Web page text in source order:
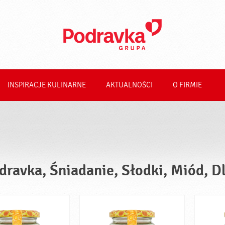
INSPIRACJE KULINARNE AKTUALNOŚCI O FIRMIE
Śniadanie, Słodki, Miód,